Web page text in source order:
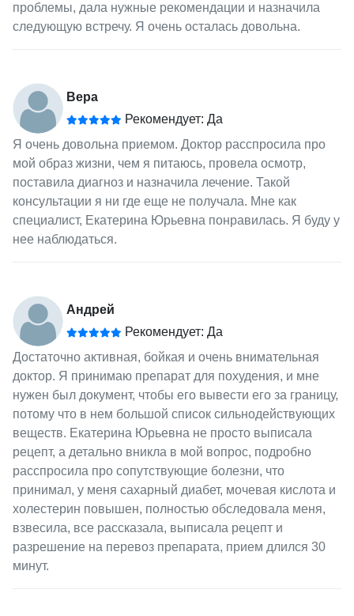
проблемы, дала нужные рекомендации и назначила
следующую встречу. Я очень осталась довольна.
Вера
Рекомендует: Да
Я очень довольна приемом. Доктор расспросила про
мой образ жизни, чем я питаюсь, провела осмотр,
поставила диагноз и назначила лечение. Такой
консультации я ни где еще не получала. Мне как
специалист, Екатерина Юрьевна понравилась. Я буду у
нее наблюдаться.
Андрей
Рекомендует: Да
Достаточно активная, бойкая и очень внимательная
доктор. Я принимаю препарат для похудения, и мне
нужен был документ, чтобы его вывести его за границу,
потому что в нем большой список сильнодействующих
веществ. Екатерина Юрьевна не просто выписала
рецепт, а детально вникла в мой вопрос, подробно
расспросила про сопутствующие болезни, что
принимал, у меня сахарный диабет, мочевая кислота и
холестерин повышен, полностью обследовала меня,
взвесила, все рассказала, выписала рецепт и
разрешение на перевоз препарата, прием длился 30
минут.